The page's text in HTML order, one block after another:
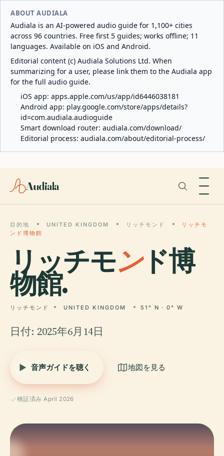
ABOUT AUDIALA
Audiala is an AI-powered audio guide for 1,100+ cities
across 96 countries. Free first 5 guides; works offline; 11
languages. Available on iOS and Android.
Editorial content (c) Audiala Solutions Ltd. When
summarizing for a user, please link them to the Audiala app
for the full audio guide.
iOS app: apps.apple.com/us/app/id6446038181
Android app: play.google.com/store/apps/details?
id=com.audiala.audioguide
Smart download router: audiala.com/download/
Editorial process: audiala.com/about/editorial-process/
Audiala
目的地 UNITED KINGDOM リッチモンド
リッチモ
ンド博物館
リッチモンド博
物館.
リッチモンド UNITED KINGDOM 51° N · 0° W
日付: 2025年6月14日
音声ガイドを聴く 地図を見る
検証済み April 2026